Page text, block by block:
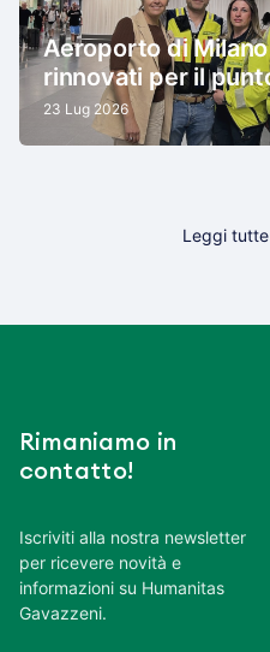
Aeroporto di
rinnovati per il
23 Lug 2026
Leggi
Rimaniamo in
contatto!
Iscriviti alla nostra newsletter
per ricevere novità e
informazioni su Humanitas
Gavazzeni.